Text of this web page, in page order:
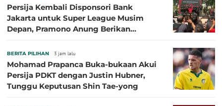
Persija Kembali Disponsori Bank
Jakarta untuk Super League Musim
Depan, Pramono Anung Berikan
BERITA PILIHAN 3 jam lalu
Mohamad Prapanca Buka-bukaan Akui
Persija PDKT dengan Justin Hubner,
Tunggu Keputusan Shin Tae-yong